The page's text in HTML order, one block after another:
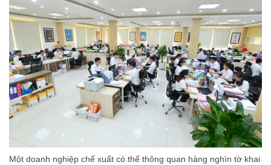
Một doanh nghiệp chế xuất có thể thông quan hàng nghìn tờ khai